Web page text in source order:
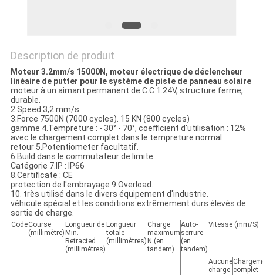
SITE
POLITIQUE
DE
CONFIDENTIALITÉ
Description de produit
Moteur 3.2mm/s 15000N, moteur électrique de déclencheur
linéaire de putter pour le système de piste de panneau solaire
moteur à un aimant permanent de C.C 1.24V, structure ferme,
durable.
2.Speed 3,2 mm/s
3.Force 7500N (7000 cycles). 15 KN (800 cycles)
gamme 4.Tempreture : - 30° - 70°, coefficient d'utilisation : 12%
avec le chargement complet dans le tempreture normal
retour 5.Potentiometer facultatif.
6.Build dans le commutateur de limite.
Catégorie 7.IP : IP66
8.Certificate : CE
protection de l'embrayage 9.Overload.
10. très utilisé dans le divers équipement d'industrie.
véhicule spécial et les conditions extrêmement durs élevés de
sortie de charge.
CodeCourse
(millimètre)
Longueur de
Min.
Retracted
(millimètres)
Longueur
totale
(millimètres)
Charge
maximum
N (en
tandem)
Auto-
serrure
(en
tandem)
Vitesse (mm/S)
Aucune
charge complet